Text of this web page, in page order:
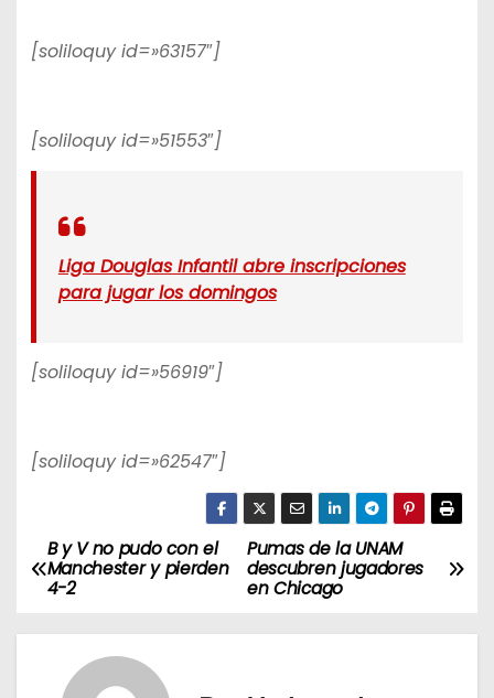
[soliloquy id=»63157″]
[soliloquy id=»51553″]
Liga Douglas Infantil abre inscripciones
para jugar los domingos
[soliloquy id=»56919″]
[soliloquy id=»62547″]
N
Pumas de la UNAM
descubren jugadores
en Chicago
B y V no pudo con el
Manchester y pierden
4-2